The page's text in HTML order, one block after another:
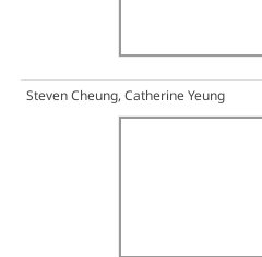
Steven Cheung, Catherine Yeung